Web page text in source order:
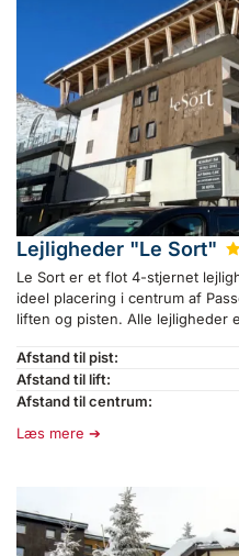
Lejligheder "Le Sort"
Le Sort er et flot 4-stjernet
ideel placering i centrum af
liften og pisten. Alle lejligheder
Afstand til pist:
Afstand til lift:
Afstand til centrum:
Læs mere